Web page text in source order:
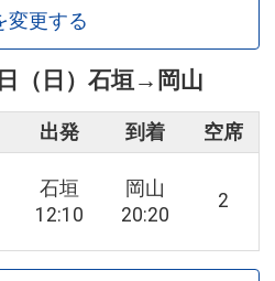
変更する
（日） 石垣→ 岡山
出発 到着 空席
石垣
12:10
岡山
20:20
2